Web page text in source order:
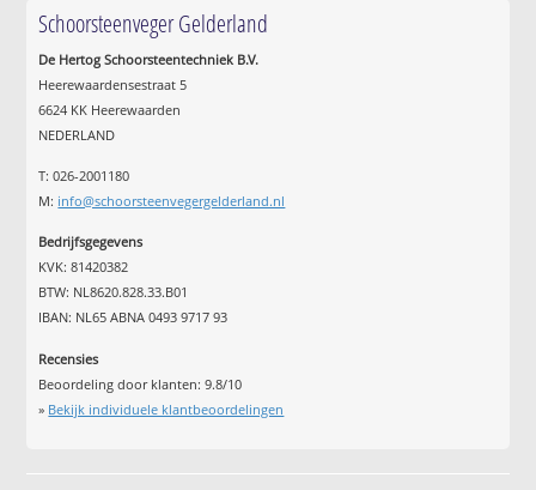
Schoorsteenveger Gelderland
De Hertog Schoorsteentechniek B.V.
Heerewaardensestraat 5
6624 KK Heerewaarden
NEDERLAND
T: 026-2001180
M: info@schoorsteenvegergelderland.nl
Bedrijfsgegevens
KVK: 81420382
BTW: NL8620.828.33.B01
IBAN: NL65 ABNA 0493 9717 93
Recensies
Beoordeling door klanten:9.8/10
» Bekijk individuele klantbeoordelingen